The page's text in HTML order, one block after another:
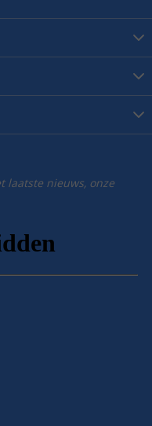
laatste nieuws, onze